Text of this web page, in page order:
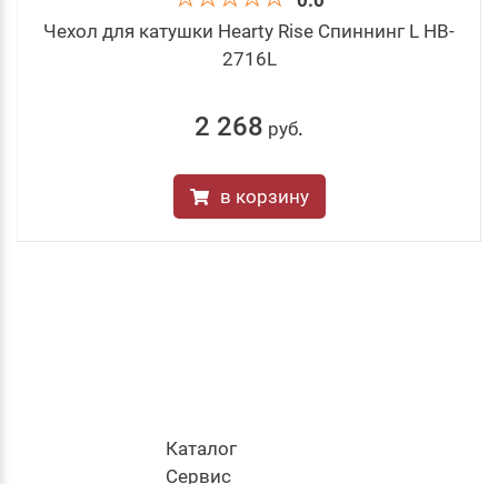
Чехол для катушки Hearty Rise Спиннинг L HB-
2716L
2 268 руб.
в корзину
Каталог
Cервис